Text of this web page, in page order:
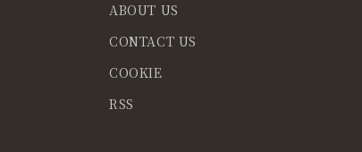
ABOUT US
CONTACT US
COOKIE
RSS